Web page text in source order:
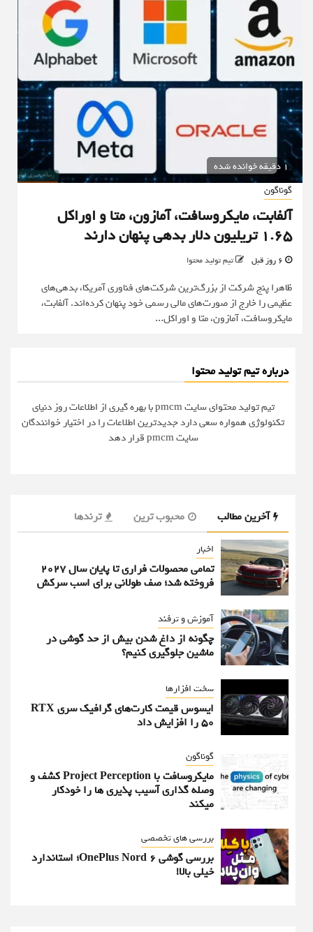
1 دقیقه خوانده شده
گوناگون
آلفابت، مایکروسافت، آمازون، متا و اوراکل
۱.۶۵ تریلیون دلار بدهی پنهان دارند
تیم تولید محتوا
ظاهرا پنج شرکت از بزرگ‌ترین شرکت‌های فناوری آمریکا، بدهی‌های
عظیمی را خارج از صورت‌های مالی رسمی خود پنهان کرده‌اند. آلفابت،
مایکروسافت، آمازون، متا و اوراکل...
درباره تیم تولید محتوا
تیم تولید محتوای سایت pmcm با بهره گیری از اطلاعات روز دنیای
تکنولوژی همواره سعی دارد جدیدترین اطلاعات را در اختیار خوانندگان
سایت pmcm قرار دهد
آخرین مطالب محبوب ترین ترندها
اخبار
تمامی محصولات فراری تا پایان سال ۲۰۲۷
فروخته شد؛ صف طولانی برای اسب سرکش
آموزش و ترفند
چگونه از داغ شدن بیش از حد گوشی در
ماشین جلوگیری کنیم؟
سخت افزارها
ایسوس قیمت کارت‌های گرافیک سری RTX
50 را افزایش داد
گوناگون
مایکروسافت با Project Perception کشف و
وصله گذاری آسیب پذیری ها را خودکار
میکند
بررسی های تخصصی
بررسی گوشی OnePlus Nord 6؛ استاندارد
خیلی بالا!